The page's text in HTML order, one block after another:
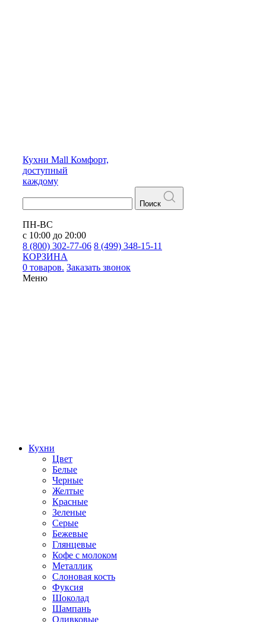
Кухни Mall Комфорт,
доступный
каждому
Поиск
ПН-ВС
с 10:00 до 20:00
8 (800) 302-77-06 8 (499) 348-15-11
КОРЗИНА
0 товаров. Заказать звонок
Меню
Кухни
Цвет
Белые
Черные
Желтые
Красные
Зеленые
Серые
Бежевые
Глянцевые
Кофе с молоком
Металлик
Слоновая кость
Фуксия
Шоколад
Шампань
Оливковые